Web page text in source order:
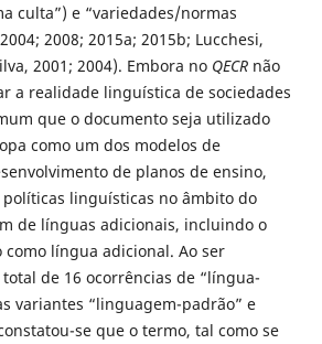
culta”) e “variedades/normas
2008; 2015a; 2015b; Lucchesi,
2001; 2004). Embora no QECRnão
a realidade linguística de sociedades
que o documento seja utilizado
como um dos modelos de
de planos de ensino,
linguísticas no âmbito do
de línguas adicionais, incluindo o
língua adicional. Ao ser
de 16 ocorrências de “língua-
variantes “linguagem-padrão” e
se que o termo, tal como se